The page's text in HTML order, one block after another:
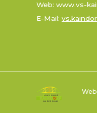
Web: www.vs-
E-Mail: